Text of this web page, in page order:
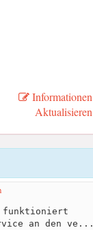
Informationen
Aktualisieren
funktioniert
an den ve...